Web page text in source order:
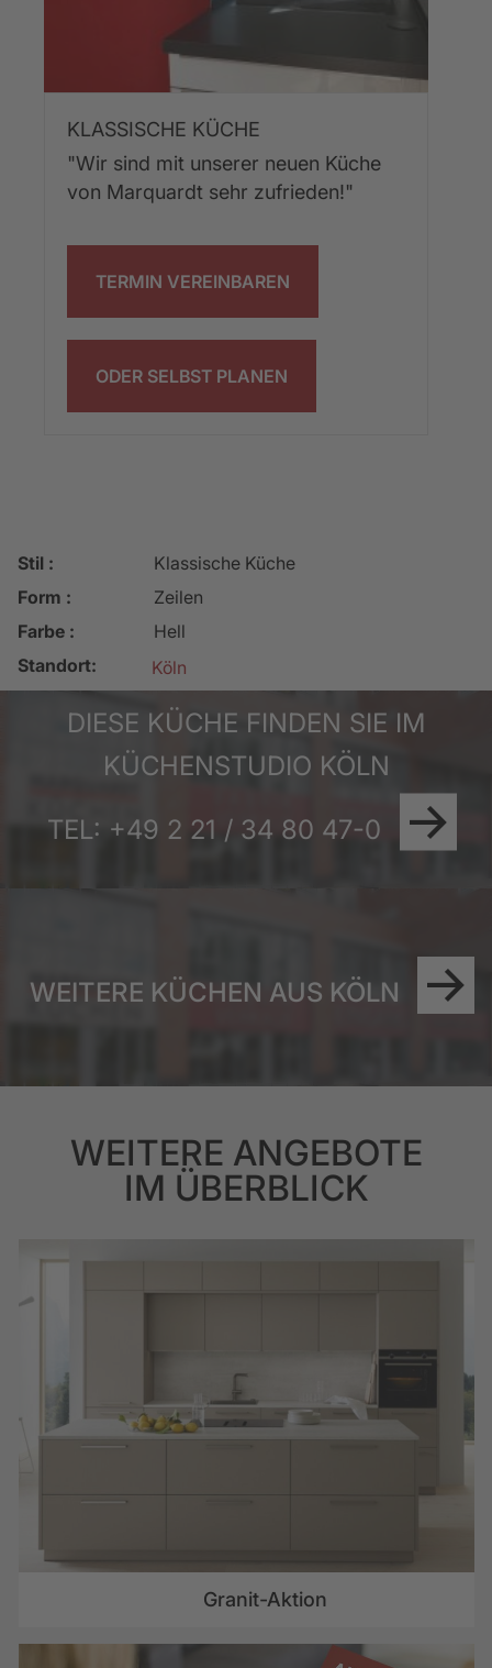
KLASSISCHE KÜCHE
"Wir sind mit unserer neuen Küche
von Marquardt sehr zufrieden!"
TERMIN VEREINBAREN
ODER SELBST PLANEN
Stil :
Klassische Küche
Form :
Zeilen
Farbe :
Hell
Standort:
Köln
DIESE KÜCHE FINDEN SIE IM
KÜCHENSTUDIO KÖLN
TEL: +49 2 21 / 34 80 47-0
WEITERE KÜCHEN AUS KÖLN
WEITERE ANGEBOTE
IM ÜBERBLICK
Granit-Aktion